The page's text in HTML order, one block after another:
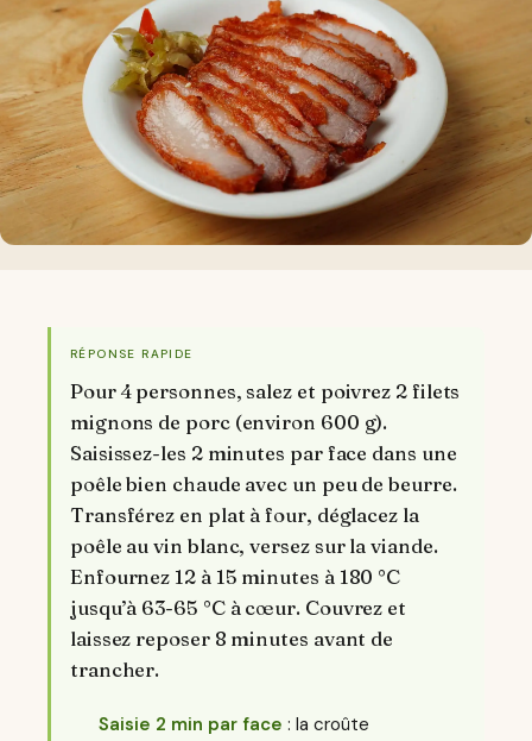
RÉPONSE RAPIDE
Pour 4 personnes, salez et poivrez 2 filets
mignons de porc (environ 600 g).
Saisissez-les 2 minutes par face dans une
poêle bien chaude avec un peu de beurre.
Transférez en plat à four, déglacez la
poêle au vin blanc, versez sur la viande.
Enfournez 12 à 15 minutes à 180 °C
jusqu’à 63-65 °C à cœur. Couvrez et
laissez reposer 8 minutes avant de
trancher.
Saisie 2 min par face : la croûte